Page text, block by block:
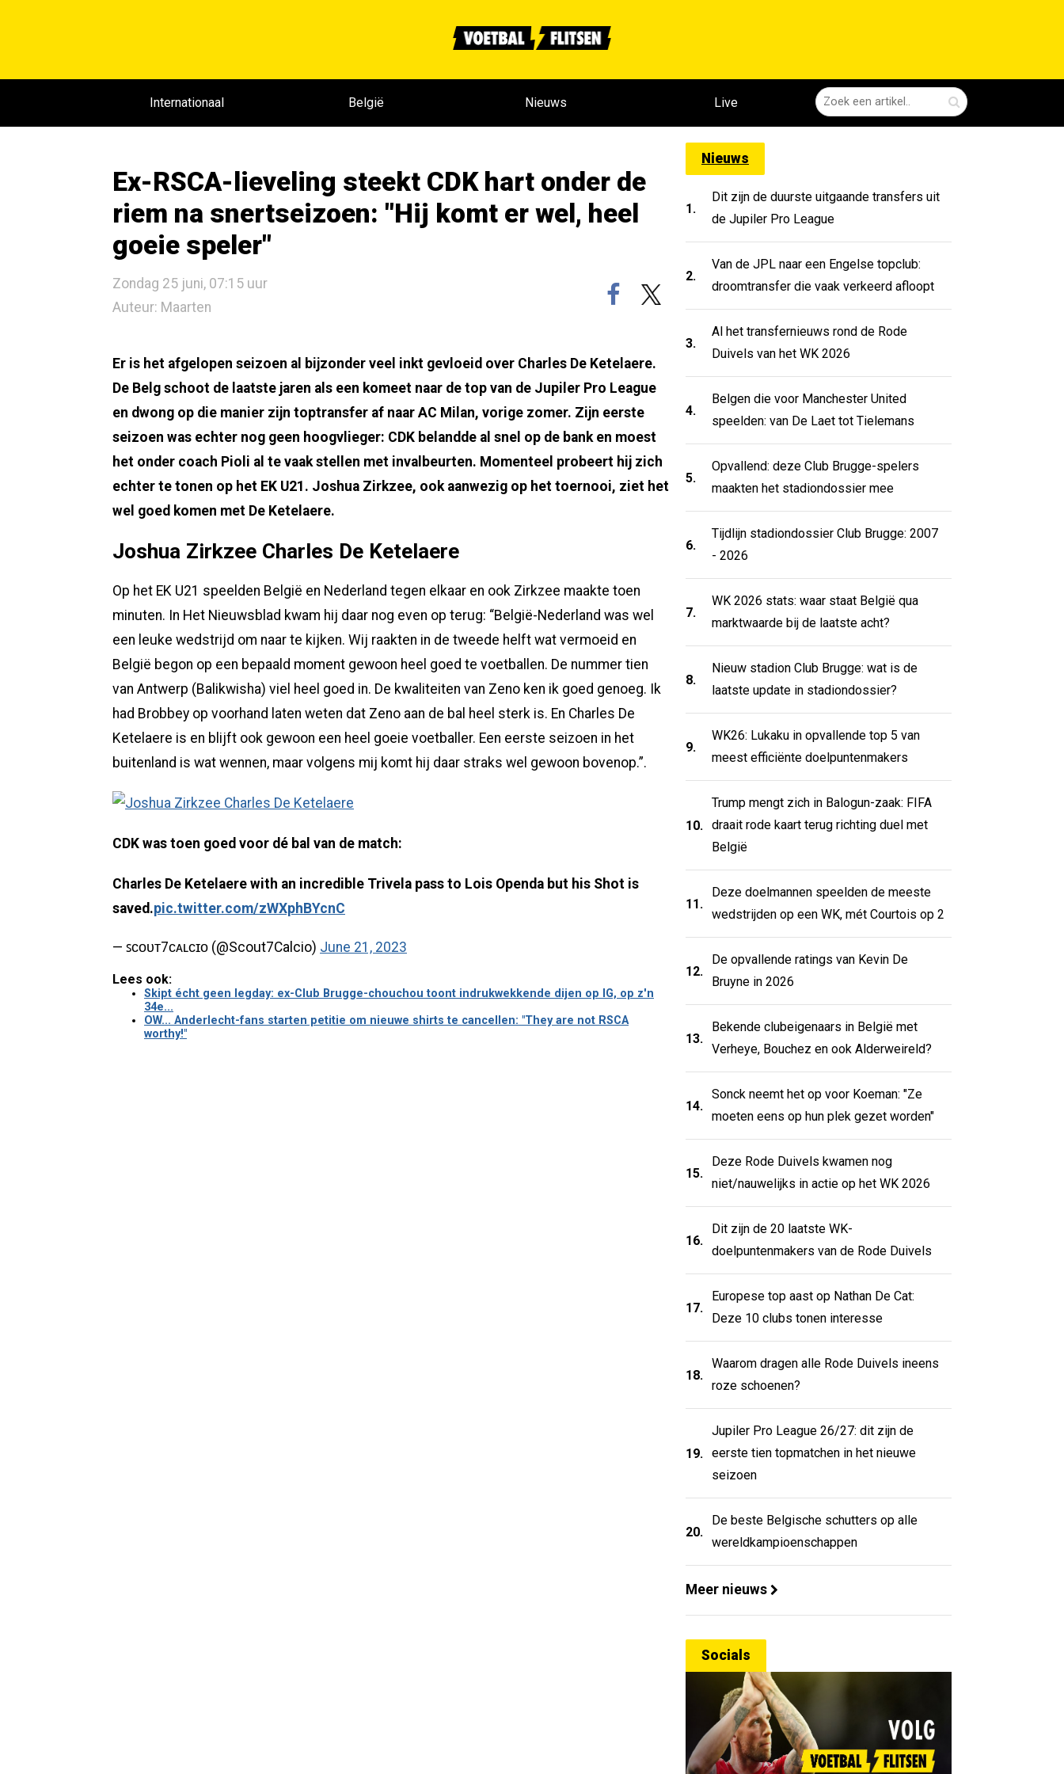
Internationaal België Nieuws Live
Ex-RSCA-lieveling steekt CDK hart onder de
riem na snertseizoen: "Hij komt er wel, heel
goeie speler"
Zondag 25 juni, 07:15 uur
Auteur: Maarten
Er is het afgelopen seizoen al bijzonder veel inkt gevloeid over Charles De Ketelaere.
De Belg schoot de laatste jaren als een komeet naar de top van de Jupiler Pro League
en dwong op die manier zijn toptransfer af naar AC Milan, vorige zomer. Zijn eerste
seizoen was echter nog geen hoogvlieger: CDK belandde al snel op de bank en moest
het onder coach Pioli al te vaak stellen met invalbeurten. Momenteel probeert hij zich
echter te tonen op het EK U21. Joshua Zirkzee, ook aanwezig op het toernooi, ziet het
wel goed komen met De Ketelaere.
Joshua Zirkzee Charles De Ketelaere
Op het EK U21 speelden België en Nederland tegen elkaar en ook Zirkzee maakte toen
minuten. In Het Nieuwsblad kwam hij daar nog even op terug: “België-Nederland was wel
een leuke wedstrijd om naar te kijken. Wij raakten in de tweede helft wat vermoeid en
België begon op een bepaald moment gewoon heel goed te voetballen. De nummer tien
van Antwerp (Balikwisha) viel heel goed in. De kwaliteiten van Zeno ken ik goed genoeg. Ik
had Brobbey op voorhand laten weten dat Zeno aan de bal heel sterk is. En Charles De
Ketelaere is en blijft ook gewoon een heel goeie voetballer. Een eerste seizoen in het
buitenland is wat wennen, maar volgens mij komt hij daar straks wel gewoon bovenop.”.
CDK was toen goed voor dé bal van de match:
Charles De Ketelaere with an incredible Trivela pass to Lois Openda but his Shot is
saved.pic.twitter.com/zWXphBYcnC
— ꜱᴄᴏᴜᴛ7ᴄᴀʟᴄɪᴏ (@Scout7Calcio) June 21, 2023
Lees ook:
Skipt écht geen legday: ex-Club Brugge-chouchou toont indrukwekkende dijen op IG, op z'n
34e...
OW... Anderlecht-fans starten petitie om nieuwe shirts te cancellen: "They are not RSCA
worthy!"
Nieuws
1.
Dit zijn de duurste uitgaande transfers uit
de Jupiler Pro League
2.
Van de JPL naar een Engelse topclub:
droomtransfer die vaak verkeerd afloopt
3.
Al het transfernieuws rond de Rode
Duivels van het WK 2026
4.
Belgen die voor Manchester United
speelden: van De Laet tot Tielemans
5.
Opvallend: deze Club Brugge-spelers
maakten het stadiondossier mee
6.
Tijdlijn stadiondossier Club Brugge: 2007
- 2026
7.
WK 2026 stats: waar staat België qua
marktwaarde bij de laatste acht?
8.
Nieuw stadion Club Brugge: wat is de
laatste update in stadiondossier?
9.
WK26: Lukaku in opvallende top 5 van
meest efficiënte doelpuntenmakers
10.
Trump mengt zich in Balogun-zaak: FIFA
draait rode kaart terug richting duel met
België
11.
Deze doelmannen speelden de meeste
wedstrijden op een WK, mét Courtois op 2
12.
De opvallende ratings van Kevin De
Bruyne in 2026
13.
Bekende clubeigenaars in België met
Verheye, Bouchez en ook Alderweireld?
14.
Sonck neemt het op voor Koeman: "Ze
moeten eens op hun plek gezet worden"
15.
Deze Rode Duivels kwamen nog
niet/nauwelijks in actie op het WK 2026
16.
Dit zijn de 20 laatste WK-
doelpuntenmakers van de Rode Duivels
17.
Europese top aast op Nathan De Cat:
Deze 10 clubs tonen interesse
18.
Waarom dragen alle Rode Duivels ineens
roze schoenen?
19.
Jupiler Pro League 26/27: dit zijn de
eerste tien topmatchen in het nieuwe
seizoen
20.
De beste Belgische schutters op alle
wereldkampioenschappen
Meer nieuws
Socials